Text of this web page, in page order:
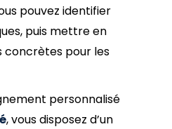
pouvez identifier
puis mettre en
concrètes pour les
personnalisé
, vous disposez d’un